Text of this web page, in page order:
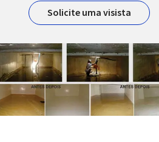
Solicite uma visista